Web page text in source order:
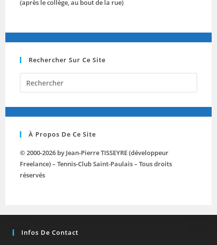
(après le collège, au bout de la rue)
Rechercher Sur Ce Site
close
À Propos De Ce Site
© 2000-2026 by Jean-Pierre TISSEYRE (développeur
Freelance) – Tennis-Club Saint-Paulais – Tous droits
réservés
Infos De Contact